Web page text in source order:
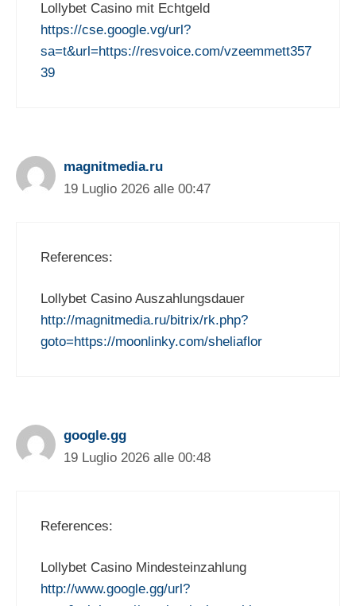
Lollybet Casino mit Echtgeld
https://cse.google.vg/url?
sa=t&url=https://resvoice.com/vzeemmett357
39
magnitmedia.ru
19 Luglio 2026 alle 00:47
References:
Lollybet Casino Auszahlungsdauer
http://magnitmedia.ru/bitrix/rk.php?
goto=https://moonlinky.com/sheliaflor
google.gg
19 Luglio 2026 alle 00:48
References:
Lollybet Casino Mindesteinzahlung
http://www.google.gg/url?